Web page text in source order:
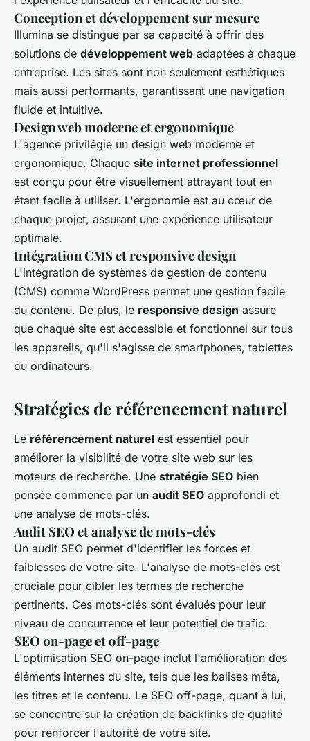
Conception et développement sur mesure
Illumina se distingue par sa capacité à offrir des
solutions de développement web adaptées à chaque
entreprise. Les sites sont non seulement esthétiques
mais aussi performants, garantissant une navigation
fluide et intuitive.
Design web moderne et ergonomique
L'agence privilégie un design web moderne et
ergonomique. Chaque site internet professionnel
est conçu pour être visuellement attrayant tout en
étant facile à utiliser. L'ergonomie est au cœur de
chaque projet, assurant une expérience utilisateur
optimale.
Intégration CMS et responsive design
L'intégration de systèmes de gestion de contenu
(CMS) comme WordPress permet une gestion facile
du contenu. De plus, le responsive design assure
que chaque site est accessible et fonctionnel sur tous
les appareils, qu'il s'agisse de smartphones, tablettes
ou ordinateurs.
Stratégies de référencement naturel
Le référencement naturel est essentiel pour
améliorer la visibilité de votre site web sur les
moteurs de recherche. Une stratégie SEO bien
pensée commence par un audit SEO approfondi et
une analyse de mots-clés.
Audit SEO et analyse de mots-clés
Un audit SEO permet d'identifier les forces et
faiblesses de votre site. L'analyse de mots-clés est
cruciale pour cibler les termes de recherche
pertinents. Ces mots-clés sont évalués pour leur
niveau de concurrence et leur potentiel de trafic.
SEO on-page et off-page
L'optimisation SEO on-page inclut l'amélioration des
éléments internes du site, tels que les balises méta,
les titres et le contenu. Le SEO off-page, quant à lui,
se concentre sur la création de backlinks de qualité
pour renforcer l'autorité de votre site.